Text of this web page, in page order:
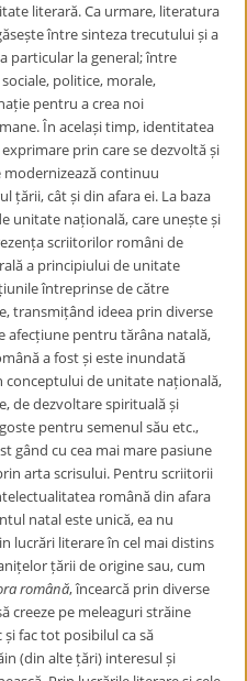
literară. Ca urmare, literatura
între sinteza trecutului și a
particular la general; între
politice, morale,
pentru a crea noi
În același timp, identitatea
prin care se dezvoltă și
continuu
țării, cât și din afara ei. La baza
unitate națională, care unește și
scriitorilor români de
a principiului de unitate
întreprinse de către
transmițând ideea prin diverse
afecțiune pentru tărâna natală,
a fost și este inundată
de unitate națională,
de dezvoltare spirituală și
pentru semenul său etc.,
gând cu cea mai mare pasiune
arta scrisului. Pentru scriitorii
română din afara
natal este unică, ea nu
lucrări literare în cel mai distins
țării de origine sau, cum
română, încearcă prin diverse
creeze pe meleaguri străine
fac tot posibilul ca să
(din alte țări) interesul și